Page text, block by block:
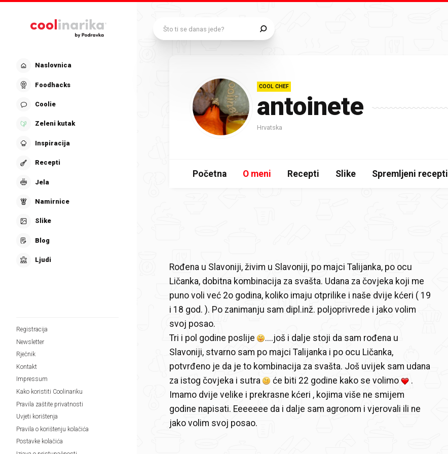
Naslovnica
Foodhacks
Coolie
Zeleni kutak
Inspiracija
Recepti
Jela
Namirnice
Slike
Blog
Ljudi
Registracija
Newsletter
Rječnik
Kontakt
Impressum
Kako koristiti Coolinariku
Pravila zaštite privatnosti
Uvjeti korištenja
Pravila o korištenju kolačića
Postavke kolačića
COOL CHEF
antoinete
Hrvatska
Početna O meni Recepti Slike Spremljeni recepti
Rođena u Slavoniji, živim u Slavoniji, po majci Talijanka, po ocu
Ličanka, dobitna kombinacija za svašta. Udana za čovjeka koji me
puno voli već 2o godina, koliko imaju otprilike i naše dvije kćeri ( 19
i 18 god. ). Po zanimanju sam dipl.inž. poljoprivrede i jako volim
svoj posao.
Tri i pol godine poslije
....još i dalje stoji da sam rođena u
Slavoniji, stvarno sam po majci Talijanka i po ocu Ličanka,
potvrđeno je da je to kombinacija za svašta. Još uvijek sam udana
za istog čovjeka i sutra
će biti 22 godine kako se volimo
.
Imamo dvije velike i prekrasne kćeri , kojima više ne smijem
godine napisati. Eeeeeee da i dalje sam agronom i vjerovali ili ne
jako volim svoj posao.
Što ti se danas jede?